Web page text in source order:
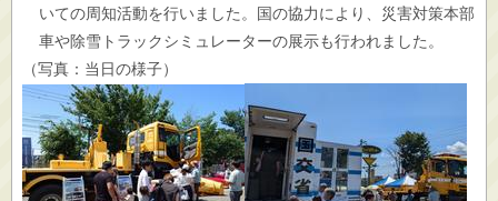
いての周知活動を行いました。国の協力により、災害対策本部
車や除雪トラックシミュレーターの展示も行われました。
（写真：当日の様子）